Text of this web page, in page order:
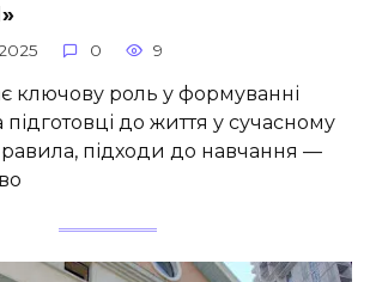
0 9
ключову роль у формуванні
підготовці до життя у сучасному
правила, підходи до навчання —